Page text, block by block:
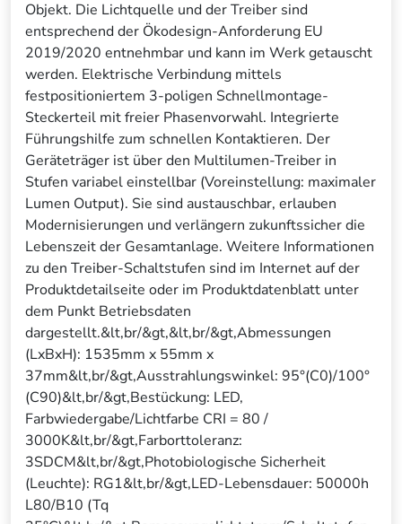
Objekt. Die Lichtquelle und der Treiber sind
entsprechend der Ökodesign-Anforderung EU
2019/2020 entnehmbar und kann im Werk getauscht
werden. Elektrische Verbindung mittels
festpositioniertem 3-poligen Schnellmontage-
Steckerteil mit freier Phasenvorwahl. Integrierte
Führungshilfe zum schnellen Kontaktieren. Der
Geräteträger ist über den Multilumen-Treiber in
Stufen variabel einstellbar (Voreinstellung: maximaler
Lumen Output). Sie sind austauschbar, erlauben
Modernisierungen und verlängern zukunftssicher die
Lebenszeit der Gesamtanlage. Weitere Informationen
zu den Treiber-Schaltstufen sind im Internet auf der
Produktdetailseite oder im Produktdatenblatt unter
dem Punkt Betriebsdaten
dargestellt.&lt,br/&gt,&lt,br/&gt,Abmessungen
(LxBxH): 1535mm x 55mm x
37mm&lt,br/&gt,Ausstrahlungswinkel: 95°(C0)/100°
(C90)&lt,br/&gt,Bestückung: LED,
Farbwiedergabe/Lichtfarbe CRI = 80 /
3000K&lt,br/&gt,Farborttoleranz:
3SDCM&lt,br/&gt,Photobiologische Sicherheit
(Leuchte): RG1&lt,br/&gt,LED-Lebensdauer: 50000h
L80/B10 (Tq